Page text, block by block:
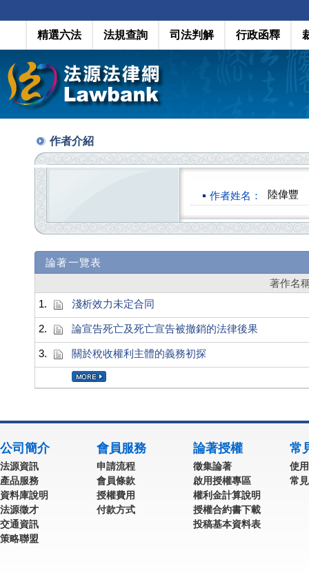
精選六法 法規查詢 司法判解 行政函釋
作者介紹
作者姓名： 陸偉豐
論著一覽表
著作名
1.
淺析效力未定合同
2. 論宣告死亡及死亡宣告被撤銷的法律後果
3. 關於稅收權利主體的義務初探
公司簡介
法源資訊
產品服務
資料庫說明
法源徵才
交通資訊
策略聯盟
會員服務
申請流程
會員條款
授權費用
付款方式
論著授權
徵集論著
啟用授權專區
權利金計算說明
授權合約書下載
投稿基本資料表
常
使
常